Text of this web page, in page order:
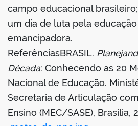
campo educacional
um dia de luta pela
emancipadora.
ReferênciasBRASIL.
Década: Conhecendo as 20
Nacional de Educação.
Secretaria de Articulação
Ensino (MEC/SASE), Brasília,